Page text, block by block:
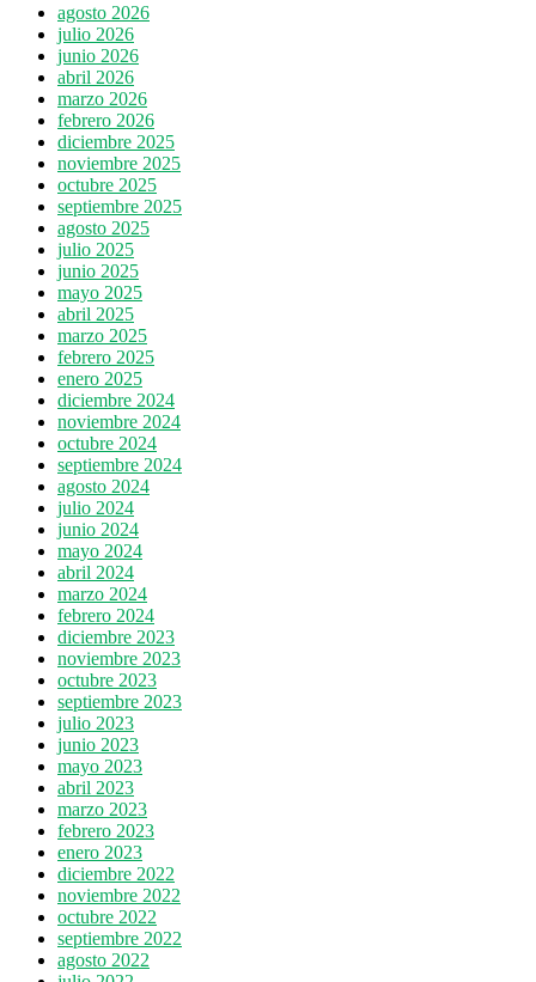
agosto 2026
julio 2026
junio 2026
abril 2026
marzo 2026
febrero 2026
diciembre 2025
noviembre 2025
octubre 2025
septiembre 2025
agosto 2025
julio 2025
junio 2025
mayo 2025
abril 2025
marzo 2025
febrero 2025
enero 2025
diciembre 2024
noviembre 2024
octubre 2024
septiembre 2024
agosto 2024
julio 2024
junio 2024
mayo 2024
abril 2024
marzo 2024
febrero 2024
diciembre 2023
noviembre 2023
octubre 2023
septiembre 2023
julio 2023
junio 2023
mayo 2023
abril 2023
marzo 2023
febrero 2023
enero 2023
diciembre 2022
noviembre 2022
octubre 2022
septiembre 2022
agosto 2022